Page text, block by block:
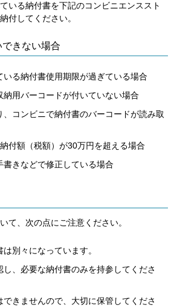
いる納付書を下記のコンビニエンススト
付してください。
きない場合
いる納付書使用期限が過ぎている場合
納用バーコードが付いていない場合
、コンビニで納付書のバーコードが読み取
付額（税額）が30万円を超える場合
書きなどで修正している場合
て、次の点にご注意ください。
別々になっています。
、必要な納付書のみを持参してくださ
きませんので、大切に保管してくださ